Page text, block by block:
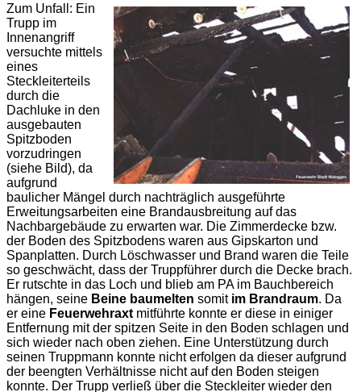
Zum Unfall: Ein
Trupp im
Innenangriff
versuchte mittels
eines
Steckleiterteils
durch die
Dachluke in den
ausgebauten
Spitzboden
vorzudringen
(siehe Bild), da
aufgrund
baulicher Mängel durch nachträglich ausgeführte
Erweitungsarbeiten eine Brandausbreitung auf das
Nachbargebäude zu erwarten war. Die Zimmerdecke bzw.
der Boden des Spitzbodens waren aus Gipskarton und
Spanplatten. Durch Löschwasser und Brand waren die Teile
so geschwächt, dass der Truppführer durch die Decke brach.
Er rutschte in das Loch und blieb am PA im Bauchbereich
hängen, seine Beine baumelten somit im Brandraum. Da
er eine Feuerwehraxt mitführte konnte er diese in einiger
Entfernung mit der spitzen Seite in den Boden schlagen und
sich wieder nach oben ziehen. Eine Unterstützung durch
seinen Truppmann konnte nicht erfolgen da dieser aufgrund
der beengten Verhältnisse nicht auf den Boden steigen
konnte. Der Trupp verließ über die Steckleiter wieder den